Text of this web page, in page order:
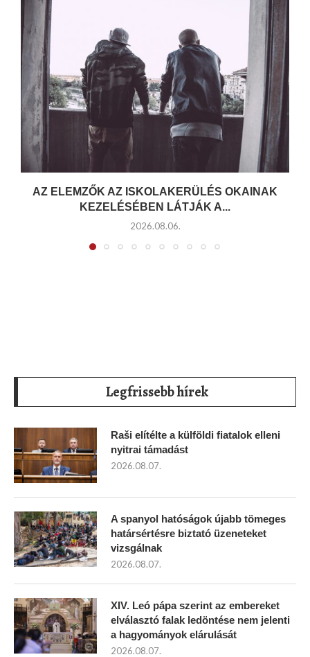
AZ ELEMZŐK AZ ISKOLAKERÜLÉS OKAINAK
KEZELÉSÉBEN LÁTJÁK A...
2026.08.06.
Legfrissebb hírek
Raši elítélte a külföldi fiatalok elleni
nyitrai támadást
2026.08.07.
A spanyol hatóságok újabb tömeges
határsértésre biztató üzeneteket
vizsgálnak
2026.08.07.
XIV. Leó pápa szerint az embereket
elválasztó falak ledöntése nem jelenti
a hagyományok elárulását
2026.08.07.